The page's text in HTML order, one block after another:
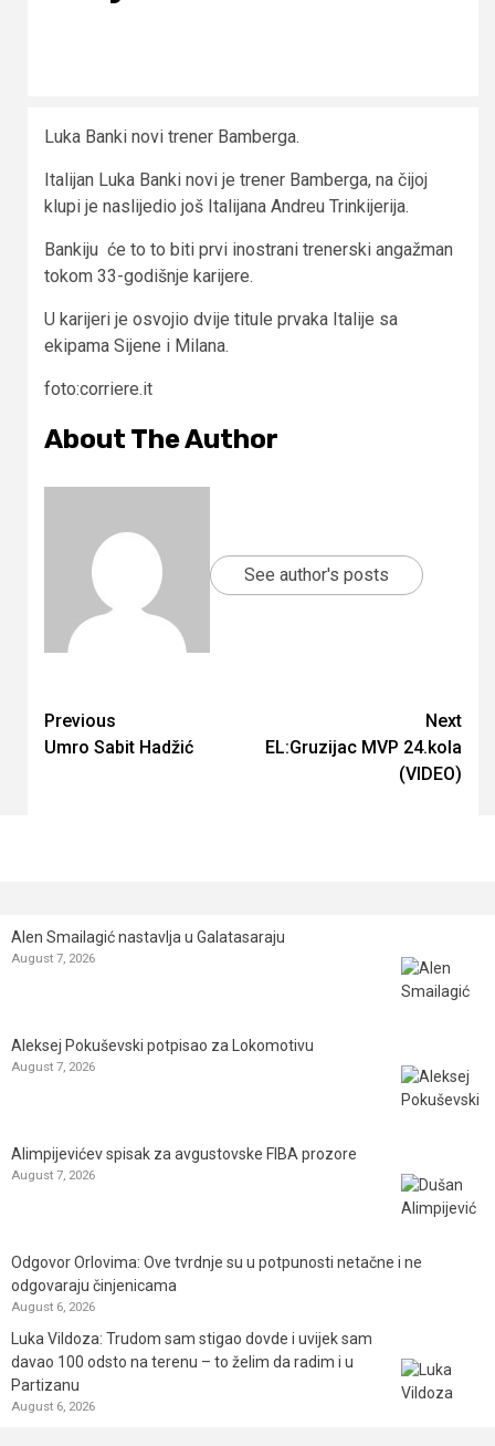
Luka Banki novi trener Bamberga.
Italijan Luka Banki novi je trener Bamberga, na čijoj
klupi je naslijedio još Italijana Andreu Trinkijerija.
Bankiju će to to biti prvi inostrani trenerski angažman
tokom 33-godišnje karijere.
U karijeri je osvojio dvije titule prvaka Italije sa
ekipama Sijene i Milana.
foto:corriere.it
About The Author
See author's posts
Continue
Reading
Previous
Umro Sabit Hadžić
Next
EL:Gruzijac MVP 24.kola
(VIDEO)
Alen Smailagić nastavlja u Galatasaraju
August 7, 2026
Aleksej Pokuševski potpisao za Lokomotivu
August 7, 2026
Alimpijevićev spisak za avgustovske FIBA prozore
August 7, 2026
Odgovor Orlovima: ​Ove tvrdnje su u potpunosti netačne i ne
odgovaraju činjenicama
August 6, 2026
Luka Vildoza: Trudom sam stigao dovde i uvijek sam
davao 100 odsto na terenu – to želim da radim i u
Partizanu
August 6, 2026